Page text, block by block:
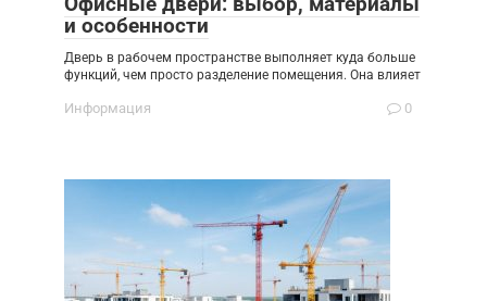
и особенности
Дверь в рабочем пространстве выполняет куда больше
функций, чем просто разделение помещения. Она влияет
Информация 0